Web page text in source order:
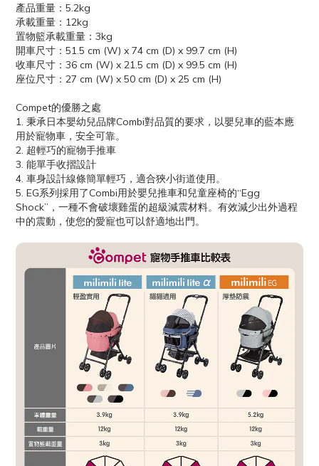
產品重量：5.2kg
承載重量：12kg
置物籃承載重量：3kg
開車尺寸：51.5 cm (W) x 74 cm (D) x 99.7 cm (H)
收車尺寸：36 cm (W) x 21.5 cm (D) x 99.5 cm (H)
座位尺寸：27 cm (W) x 50 cm (D) x 25 cm (H)
Compet的優勝之處
1. 秉承日本嬰幼兒品牌Combi對品質的要求，以嬰兒車的藍本應
用於寵物車，安全可靠。
2. 超輕巧的寵物手推車
3. 能單手收摺設計
4. 車身設計線條簡單輕巧，適合狹小街道使用。
5. EG系列採用了Combi用於嬰兒推車和兒童座椅的“Egg
Shock”，一種不會破壞雞蛋的超級減震材料。有效減少出外過程
中的震動，使您的愛寵也可以舒適地出門。